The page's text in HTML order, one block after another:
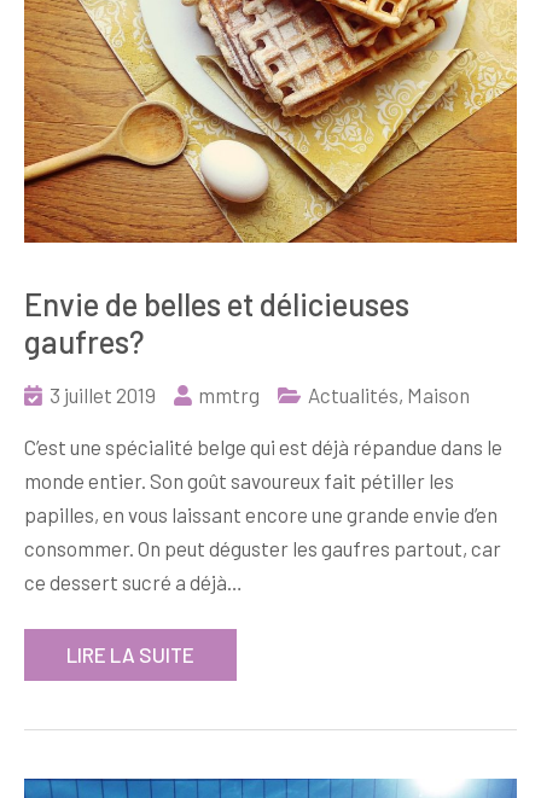
Envie de belles et délicieuses
gaufres?
3 juillet 2019 mmtrg Actualités, Maison
C’est une spécialité belge qui est déjà répandue dans le
monde entier. Son goût savoureux fait pétiller les
papilles, en vous laissant encore une grande envie d’en
consommer. On peut déguster les gaufres partout, car
ce dessert sucré a déjà…
LIRE LA SUITE